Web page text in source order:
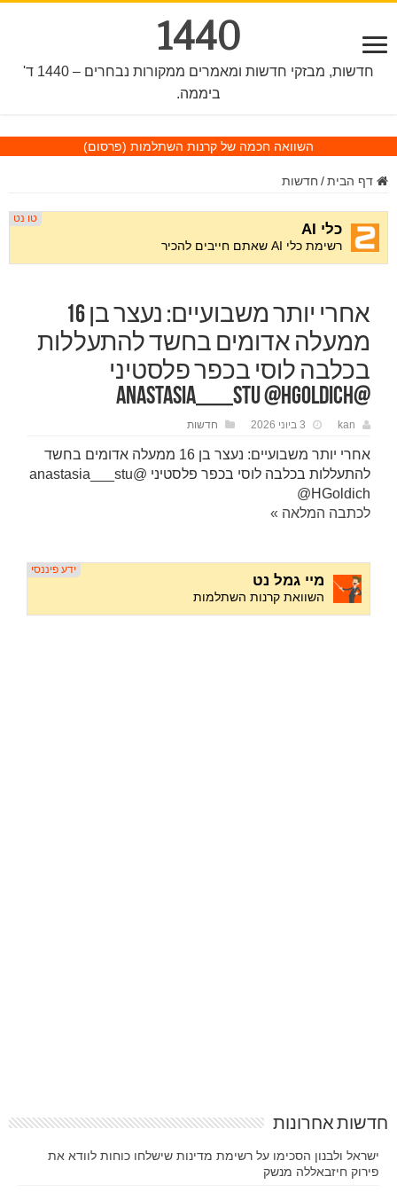
1440
חדשות, מבזקי חדשות ומאמרים ממקורות נבחרים – 1440 ד'
ביממה.
השוואה חכמה של קרנות השתלמות (פרסום)
דף הבית / חדשות
אחרי יותר משבועיים: נעצר בן 16
ממעלה אדומים בחשד להתעללות
בכלבה לוסי בכפר פלסטיני
@anastasia___stu @HGoldich
kan 3 ביוני 2026 חדשות
אחרי יותר משבועיים: נעצר בן 16 ממעלה אדומים בחשד
להתעללות בכלבה לוסי בכפר פלסטיני @anastasia___stu
@HGoldich
לכתבה המלאה »
חדשות אחרונות
ישראל ולבנון הסכימו על רשימת מדינות שישלחו כוחות לוודא את
פירוק חיזבאללה מנשק